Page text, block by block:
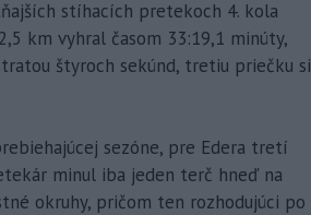
stíhacích pretekoch 4. kola
km vyhral časom 33:19,1 minúty,
štyroch sekúnd, tretiu priečku si
sezóne, pre Edera tretí
minul iba jeden terč hneď na
okruhy, pričom ten rozhodujúci po